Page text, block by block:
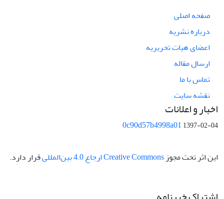
صفحه اصلی
درباره نشریه
اعضای هیات تحریریه
ارسال مقاله
تماس با ما
نقشه سایت
اخبار و اعلانات
0c90d57b4998a011397-02-04
این اثر تحت مجوز Creative Commons ارجاع 4.0 بین‌المللی قرار دارد.